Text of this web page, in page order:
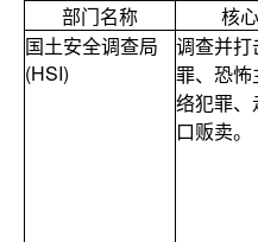
部门名称 核
国土安全调查局
(HSI)
调查并
罪、恐怖
络犯罪、
口贩卖。